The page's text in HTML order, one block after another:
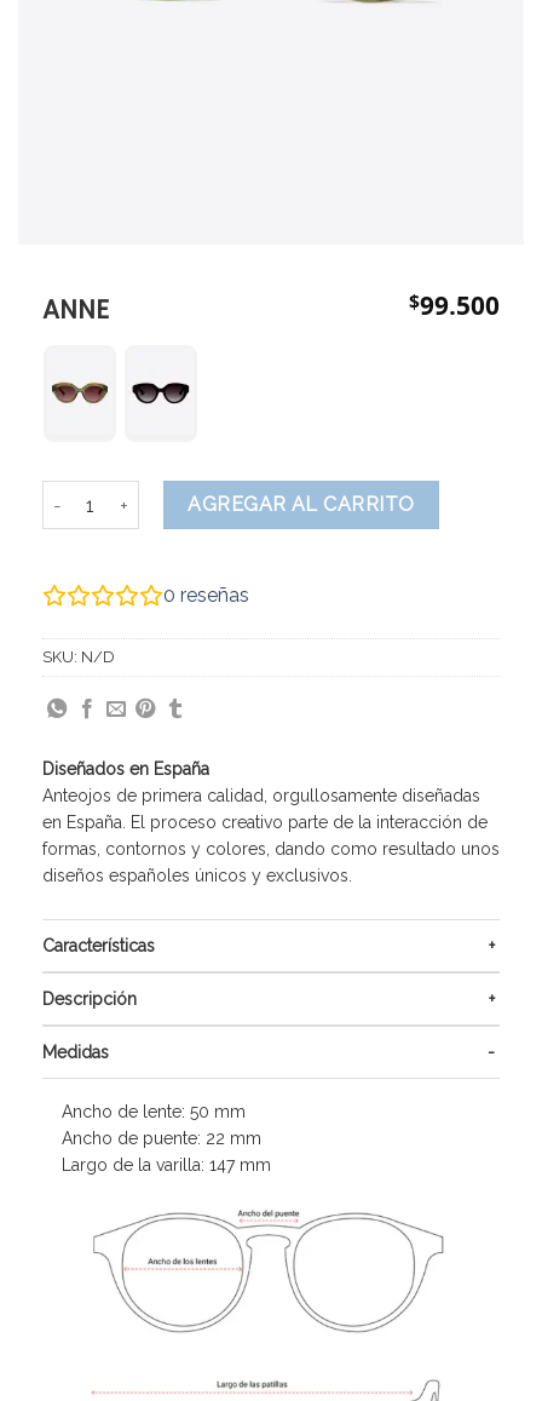
ANNE $99.500
AGREGAR AL CARRITO
0 reseñas
SKU: N/D
Diseñados en España
Anteojos de primera calidad, orgullosamente diseñadas
en España. El proceso creativo parte de la interacción de
formas, contornos y colores, dando como resultado unos
diseños españoles únicos y exclusivos.
Características
Descripción
Medidas
Ancho de lente: 50 mm
Ancho de puente: 22 mm
Largo de la varilla: 147 mm